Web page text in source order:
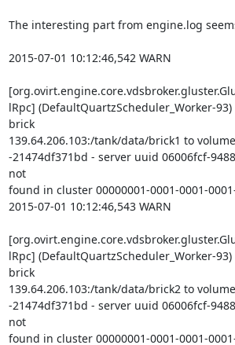
The interesting part from engine.log
2015-07-01 10:12:46,542 WARN
lRpc] (DefaultQuartzScheduler_Worker-
brick
139.64.206.103:/tank/data/brick1 to
-21474df371bd - server uuid 06006fcf-
not
found in cluster 00000001-0001-0001-
2015-07-01 10:12:46,543 WARN
lRpc] (DefaultQuartzScheduler_Worker-
brick
139.64.206.103:/tank/data/brick2 to
-21474df371bd - server uuid 06006fcf-
not
found in cluster 00000001-0001-0001-